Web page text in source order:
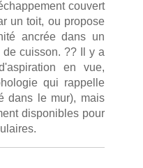
couvert
un toit, ou propose
ancrée dans un
cuisson. ?? Il y a
en vue,
qui rappelle
dans le mur), mais
disponibles pour